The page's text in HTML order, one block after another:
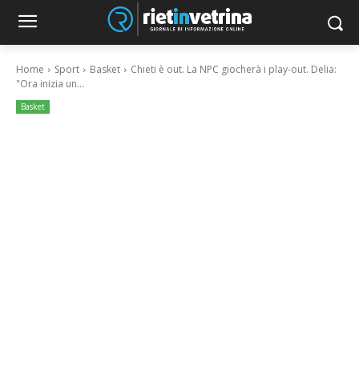
Home Sport Basket
Chieti è out. La NPC giocherà i play-out. Delia:
"Ora inizia un...
Basket